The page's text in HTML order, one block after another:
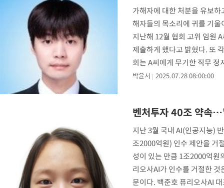
가해자에 대한 처분을 유보
해자들의 목소리에 귀를 기
지난해 12월 협회 고위 임원
제출하게 했다고 밝혔다. 또
회는 A씨에게 무기한 직무
명
박윤서 2025.07.28 08:00:00
벤처투자 40조 약속
지난 3월 국내 AI(인공지능)
조2000억원) 인수 제안을 거
성이 있는 만큼 1조2000억원
리오사AI가 인수를 거절한
문이다. 백준호 퓨리오사AI